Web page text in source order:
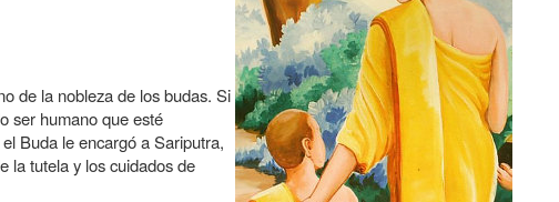
de la nobleza de los budas. Si
ser humano que esté
Buda le encargó a Sariputra,
la tutela y los cuidados de